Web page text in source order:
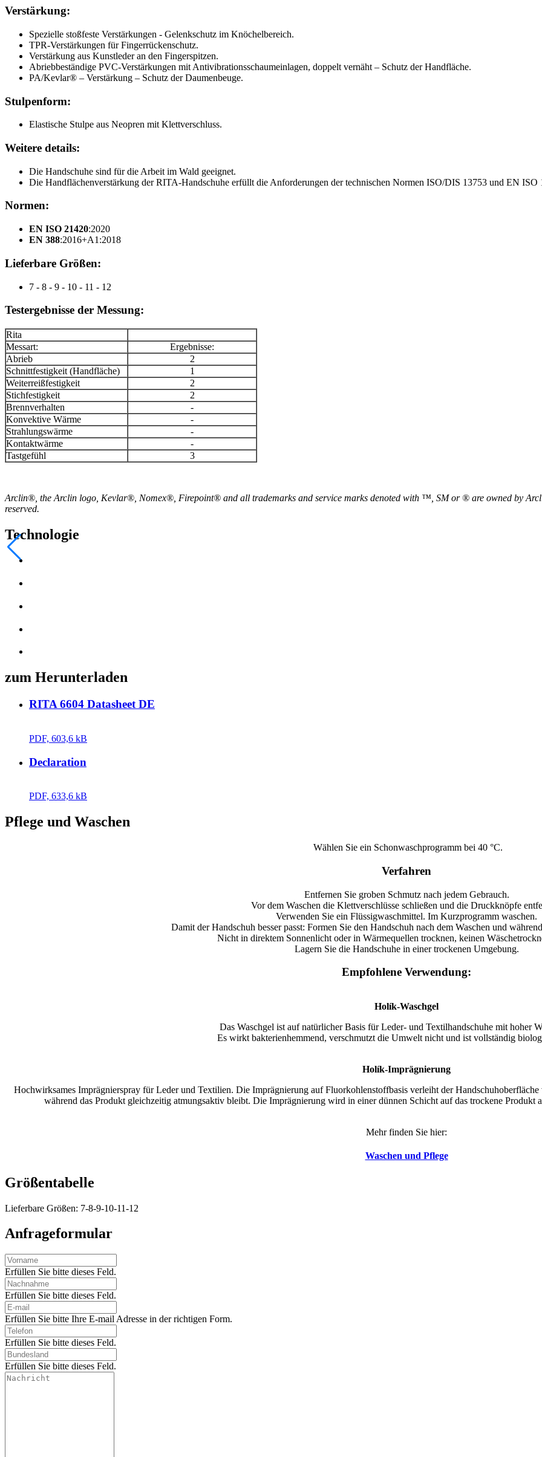
Verstärkung:
Spezielle stoßfeste Verstärkungen - Gelenkschutz im Knöchelbereich.
TPR-Verstärkungen für Fingerrückenschutz.
Verstärkung aus Kunstleder an den Fingerspitzen.
Abriebbeständige PVC-Verstärkungen mit Antivibrationsschaumeinlagen, doppelt vernäht – Schutz der Handfläche.
PA/Kevlar® – Verstärkung – Schutz der Daumenbeuge.
Stulpenform:
Elastische Stulpe aus Neopren mit Klettverschluss.
Weitere details:
Die Handschuhe sind für die Arbeit im Wald geeignet.
Die Handflächenverstärkung der RITA-Handschuhe erfüllt die Anforderungen der technischen Normen ISO/DIS 13753 und EN ISO
Normen:
EN ISO 21420:2020
EN 388:2016+A1:2018
Lieferbare Größen:
7 - 8 - 9 - 10 - 11 - 12
Testergebnisse der Messung:
Rita
Messart:
Ergebnisse:
Abrieb
2
Schnittfestigkeit (Handfläche)
1
Weiterreißfestigkeit
2
Stichfestigkeit
2
Brennverhalten
-
Konvektive Wärme
-
Strahlungswärme
-
Kontaktwärme
-
Tastgefühl
3
Arclin®, the Arclin logo, Kevlar®, Nomex®, Firepoint® and all trademarks and service marks denoted with ™, SM or ® are owned by
reserved.
Technologie
zum Herunterladen
RITA 6604 Datasheet DE
PDF, 603,6 kB
Declaration
PDF, 633,6 kB
Pflege und Waschen
Wählen Sie ein Schonwaschprogramm bei 40 °C.
Verfahren
Entfernen Sie groben Schmutz nach jedem Gebrauch.
Vor dem Waschen die Klettverschlüsse schließen und die Druckknöpfe
Verwenden Sie ein Flüssigwaschmittel. Im Kurzprogramm waschen.
Damit der Handschuh besser passt: Formen Sie den Handschuh nach dem Waschen und
Nicht in direktem Sonnenlicht oder in Wärmequellen trocknen, keinen
Lagern Sie die Handschuhe in einer trockenen Umgebung.
Empfohlene Verwendung:
Holík-Waschgel
Das Waschgel ist auf natürlicher Basis für Leder- und Textilhandschuhe mit hoher
Es wirkt bakterienhemmend, verschmutzt die Umwelt nicht und ist vollständig
Holík-Imprägnierung
Hochwirksames Imprägnierspray für Leder und Textilien. Die Imprägnierung auf Fluorkohlenstoffbasis verleiht der
während das Produkt gleichzeitig atmungsaktiv bleibt. Die Imprägnierung wird in einer dünnen Schicht auf das trockene Produkt
Mehr finden Sie hier:
Waschen und Pflege
Größentabelle
Lieferbare Größen: 7-8-9-10-11-12
Anfrageformular
Erfüllen Sie bitte dieses Feld.
Erfüllen Sie bitte dieses Feld.
Erfüllen Sie bitte Ihre E-mail Adresse in der richtigen Form.
Erfüllen Sie bitte dieses Feld.
Erfüllen Sie bitte dieses Feld.